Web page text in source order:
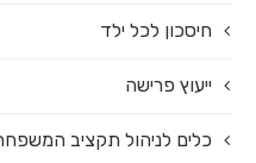
חיסכון לכל ילד
ייעוץ פרישה
כלים לניהול תקציב